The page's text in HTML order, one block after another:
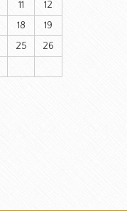
11
12
18
19
25
26